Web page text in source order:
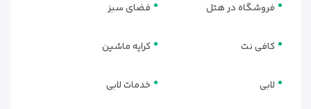
فروشگاه در هتل فضای سبز
کافی نت کرایه ماشین
لابی خدمات لابی